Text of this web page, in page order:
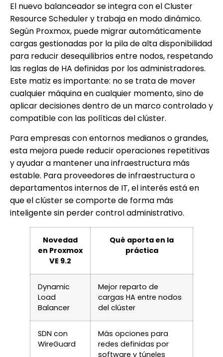
El nuevo balanceador se integra con el Cluster
Resource Scheduler y trabaja en modo dinámico.
Según Proxmox, puede migrar automáticamente
cargas gestionadas por la pila de alta disponibilidad
para reducir desequilibrios entre nodos, respetando
las reglas de HA definidas por los administradores.
Este matiz es importante: no se trata de mover
cualquier máquina en cualquier momento, sino de
aplicar decisiones dentro de un marco controlado y
compatible con las políticas del clúster.
Para empresas con entornos medianos o grandes,
esta mejora puede reducir operaciones repetitivas
y ayudar a mantener una infraestructura más
estable. Para proveedores de infraestructura o
departamentos internos de IT, el interés está en
que el clúster se comporte de forma más
inteligente sin perder control administrativo.
Novedad
en Proxmox
VE 9.2
Qué aporta en la
práctica
Dynamic
Load
Balancer
Mejor reparto de
cargas HA entre nodos
del clúster
SDN con
WireGuard
Más opciones para
redes definidas por
software y túneles